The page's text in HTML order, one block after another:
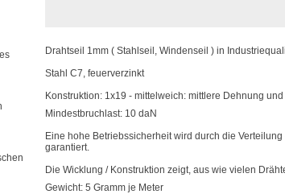
Drahtseil 1mm ( Stahlseil, Windenseil ) in
Stahl C7, feuerverzinkt
Konstruktion: 1x19 - mittelweich: mittlere Dehnung
Mindestbruchlast: 10 daN
Eine hohe Betriebssicherheit wird durch die
garantiert.
Die Wicklung / Konstruktion zeigt, aus wie vielen
Gewicht: 5 Gramm je Meter